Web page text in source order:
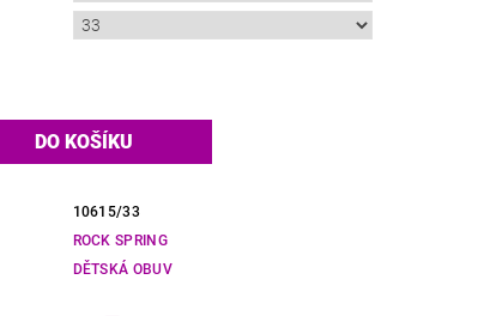
10615/33
ROCK SPRING
DĚTSKÁ OBUV